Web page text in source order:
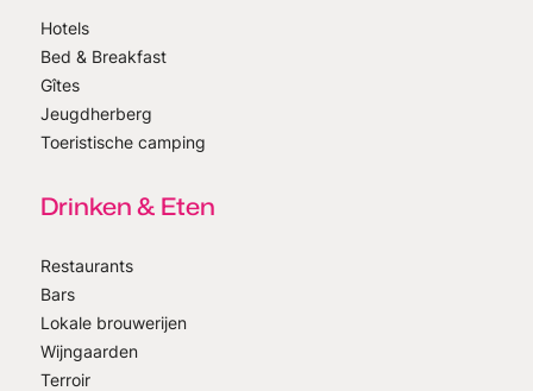
Hotels
Bed & Breakfast
Gîtes
Jeugdherberg
Toeristische camping
Drinken & Eten
Restaurants
Bars
Lokale brouwerijen
Wijngaarden
Terroir